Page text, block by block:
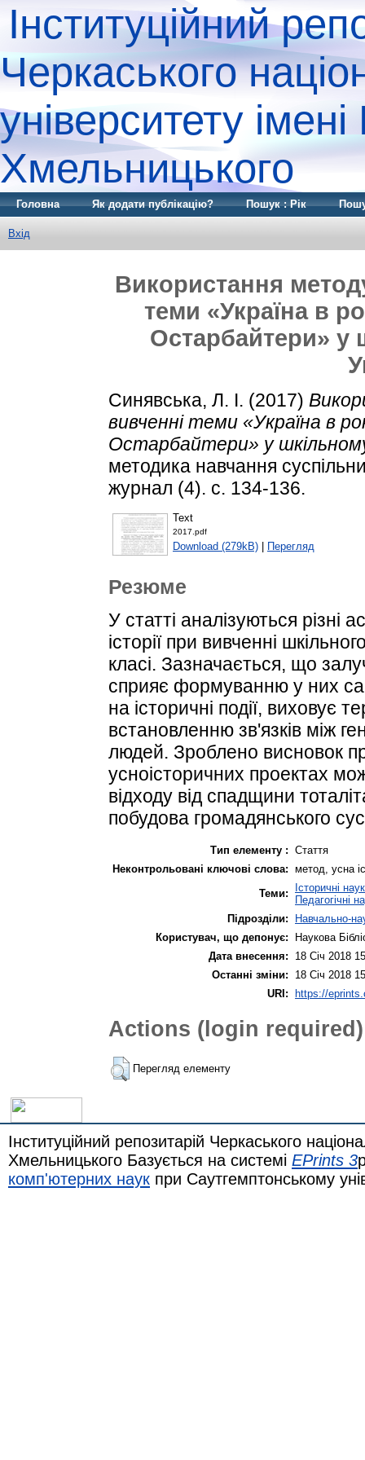
Інституційний
Черкаського
університету
Хмельницького
Головна Як додати публікацію? Пошук : Рік
Вхід
Використання
теми «Україна в
Остарбайтери» у
Синявська, Л. І. (2017)
вивченні теми «Україна в
Остарбайтери» у шкільному
методика навчання
журнал (4). с. 134-136.
Text
2017.pdf
Download (279kB) Перегляд
Резюме
У статті аналізуються різні
історії при вивченні
класі. Зазначається, що
сприяє формуванню у них
на історичні події, виховує
встановленню зв'язків між
людей. Зроблено висновок
усноісторичних проектах
відходу від спадщини
побудова громадянського
Тип елементу : Стаття
Неконтрольовані ключові слова: метод, усна
Теми:
Історичні
Педагогічні
Підрозділи:
Навчально-
Користувач, що депонує:
Наукова
Дата внесення:
18 Січ 2018
Останні зміни:
18 Січ 2018
URI: https://
Actions (login required)
Перегляд елементу
Інституційний репозитарій Черкаського
Хмельницького Базується на системі EPrints 3
комп'ютерних наук при Саутгемптонському